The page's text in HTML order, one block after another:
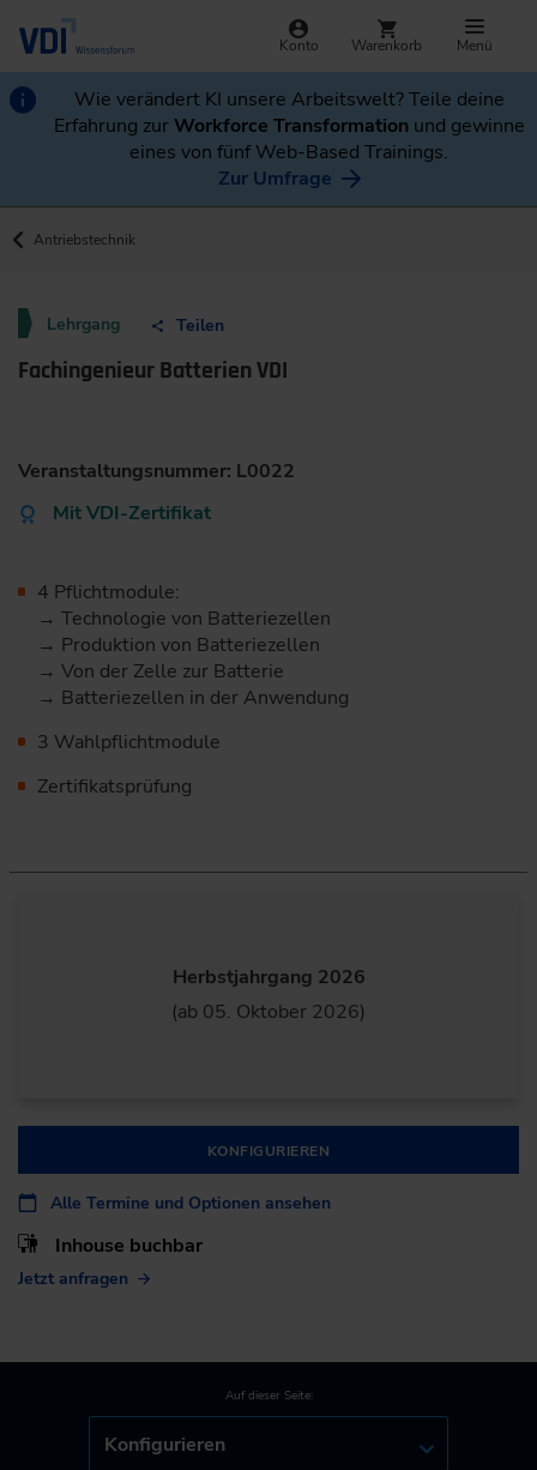
Konto Warenkorb Menü
Wie verändert KI unsere Arbeitswelt? Teile deine
Erfahrung zurWorkforce Transformation und gewinne
eines von fünf Web-Based Trainings.
Zur Umfrage
Antriebstechnik
Lehrgang Teilen
Fachingenieur Batterien VDI
Veranstaltungsnummer: L0022
Mit VDI-Zertifikat
4 Pflichtmodule:
→ Technologie von Batteriezellen
→ Produktion von Batteriezellen
→ Von der Zelle zur Batterie
→ Batteriezellen in der Anwendung
3 Wahlpflichtmodule
Zertifikatsprüfung
Herbstjahrgang 2026
(ab 05. Oktober 2026)
KONFIGURIEREN
Alle Termine und Optionen ansehen
Inhouse buchbar
Jetzt anfragen
Auf dieser Seite:
Konfigurieren